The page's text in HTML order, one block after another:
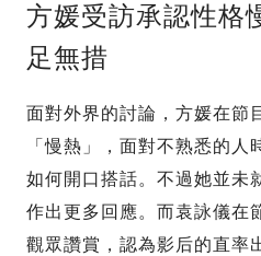
方媛受訪承認性格
足無措
面對外界的討論，方媛在節
「慢熱」，面對不熟悉的人
如何開口搭話。不過她並未
作出更多回應。而袁詠儀在
觀眾讚賞，認為影后的直率